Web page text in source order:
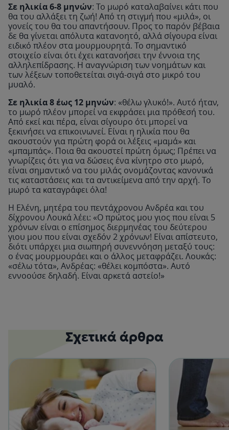
Σε ηλικία 6-8 μηνών: Το μωρό καταλαβαίνει κάτι που
θα του αλλάξει τη ζωή! Από τη στιγμή που «μιλά», οι
γονείς του θα του απαντήσουν. Προς το παρόν βέβαια
δε θα γίνεται απόλυτα κατανοητό, αλλά σίγουρα είναι
ειδικό πλέον στα μουρμουρητά. Το σημαντικό
στοιχείο είναι ότι έχει κατανοήσει την έννοια της
αλληλεπίδρασης. Η αναγνώριση των νοημάτων και
των λέξεων τοποθετείται σιγά-σιγά στο μικρό του
μυαλό.
Σε ηλικία 8 έως 12 μηνών: «θέλω γλυκό!». Αυτό ήταν,
το μωρό πλέον μπορεί να εκφράσει μια πρόθεσή του.
Από εκεί και πέρα, είναι σίγουρο ότι μπορεί να
ξεκινήσει να επικοινωνεί. Είναι η ηλικία που θα
ακουστούν για πρώτη φορά οι λέξεις «μαμά» και
«μπαμπάς». Ποια θα ακουστεί πρώτη όμως; Πρέπει να
γνωρίζεις ότι για να δώσεις ένα κίνητρο στο μωρό,
είναι σημαντικό να του μιλάς ονομάζοντας κανονικά
τις καταστάσεις και τα αντικείμενα από την αρχή. Το
μωρό τα καταγράφει όλα!
Η Ελένη, μητέρα του πεντάχρονου Ανδρέα και του
δίχρονου Λουκά λέει: «Ο πρώτος μου γιος που είναι 5
χρόνων είναι ο επίσημος διερμηνέας του δεύτερου
γιου μου που είναι σχεδόν 2 χρόνων! Είναι απίστευτο,
διότι υπάρχει μια σιωπηρή συνεννόηση μεταξύ τους:
ο ένας μουρμουράει και ο άλλος μεταφράζει. Λουκάς:
«σέλω τότα», Ανδρέας: «θέλει κομπόστα». Αυτό
εννοούσε δηλαδή. Είναι αρκετά αστείο!»
Σχετικά άρθρα